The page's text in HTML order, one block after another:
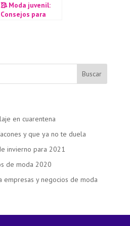
🥻 Moda juvenil:
Consejos para
en cuarentena
y que ya no te duela
invierno para 2021
de moda 2020
empresas y negocios de moda